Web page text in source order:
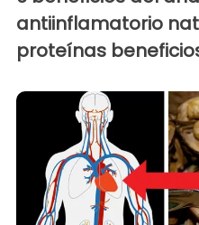
antiinflamatorio
proteínas